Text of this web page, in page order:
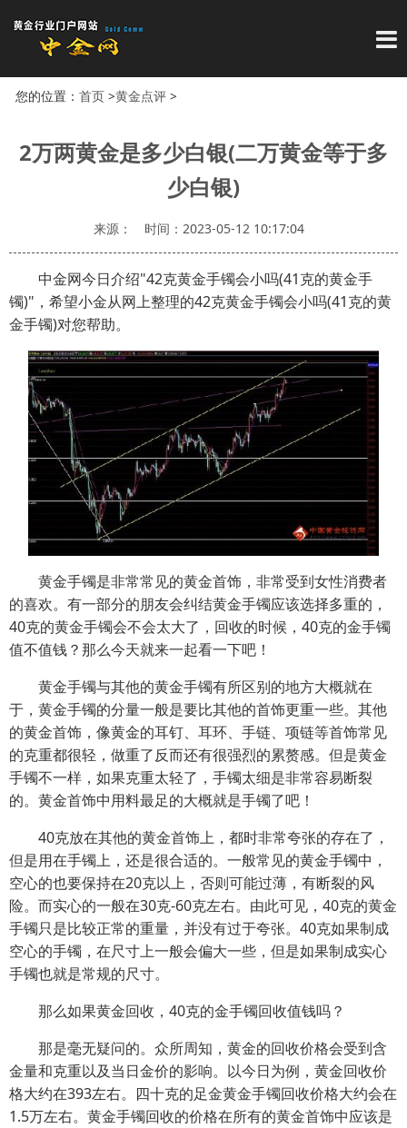
导
您的位置： 首页>黄金点评>
2万两黄金是多少白银(二万黄金等于多
少白银)
来源： 时间：2023-05-12 10:17:04
中金网今日介绍"42克黄金手镯会小吗(41克的黄金手
镯)"，希望小金从网上整理的42克黄金手镯会小吗(41克的黄
金手镯)对您帮助。
黄金手镯是非常常见的黄金首饰，非常受到女性消费者
的喜欢。有一部分的朋友会纠结黄金手镯应该选择多重的，
40克的黄金手镯会不会太大了，回收的时候，40克的金手镯
值不值钱？那么今天就来一起看一下吧！
黄金手镯与其他的黄金手镯有所区别的地方大概就在
于，黄金手镯的分量一般是要比其他的首饰更重一些。其他
的黄金首饰，像黄金的耳钉、耳环、手链、项链等首饰常见
的克重都很轻，做重了反而还有很强烈的累赘感。但是黄金
手镯不一样，如果克重太轻了，手镯太细是非常容易断裂
的。黄金首饰中用料最足的大概就是手镯了吧！
40克放在其他的黄金首饰上，都时非常夸张的存在了，
但是用在手镯上，还是很合适的。一般常见的黄金手镯中，
空心的也要保持在20克以上，否则可能过薄，有断裂的风
险。而实心的一般在30克-60克左右。由此可见，40克的黄金
手镯只是比较正常的重量，并没有过于夸张。40克如果制成
空心的手镯，在尺寸上一般会偏大一些，但是如果制成实心
手镯也就是常规的尺寸。
那么如果黄金回收，40克的金手镯回收值钱吗？
那是毫无疑问的。众所周知，黄金的回收价格会受到含
金量和克重以及当日金价的影响。以今日为例，黄金回收价
格大约在393左右。四十克的足金黄金手镯回收价格大约会在
1.5万左右。黄金手镯回收的价格在所有的黄金首饰中应该是